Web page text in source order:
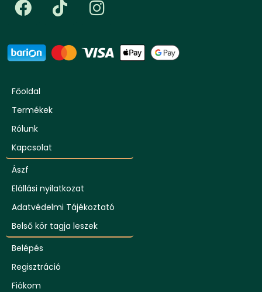
Főoldal
Termékek
Rólunk
Kapcsolat
Ászf
Elállási nyilatkozat
Adatvédelmi Tájékoztató
Belső kör tagja leszek
Belépés
Regisztráció
Fiókom